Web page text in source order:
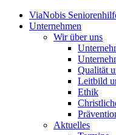
ViaNobis
Unternehmen
Wir über uns
Qualität
Leitbild
Ethik
Aktuelles